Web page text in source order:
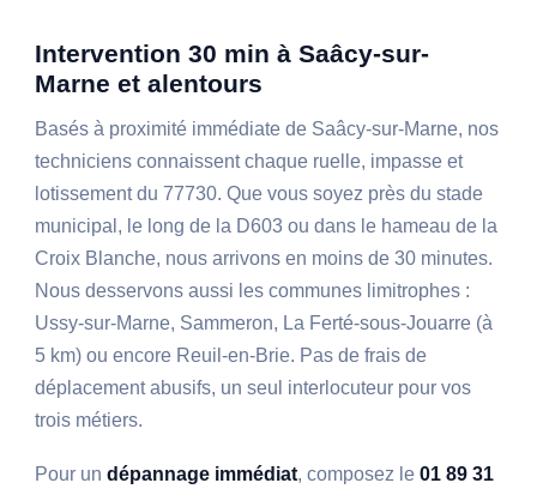
Intervention 30 min à Saâcy-sur-
Marne et alentours
Basés à proximité immédiate de Saâcy-sur-Marne, nos
techniciens connaissent chaque ruelle, impasse et
lotissement du 77730. Que vous soyez près du stade
municipal, le long de la D603 ou dans le hameau de la
Croix Blanche, nous arrivons en moins de 30 minutes.
Nous desservons aussi les communes limitrophes :
Ussy-sur-Marne, Sammeron, La Ferté-sous-Jouarre (à
5 km) ou encore Reuil-en-Brie. Pas de frais de
déplacement abusifs, un seul interlocuteur pour vos
trois métiers.
Pour undépannage immédiat, composez le01 89 31